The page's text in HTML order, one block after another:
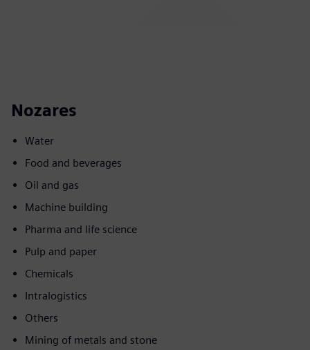
Nozares
Water
Food and beverages
Oil and gas
Machine building
Pharma and life science
Pulp and paper
Chemicals
Intralogistics
Others
Mining of metals and stone